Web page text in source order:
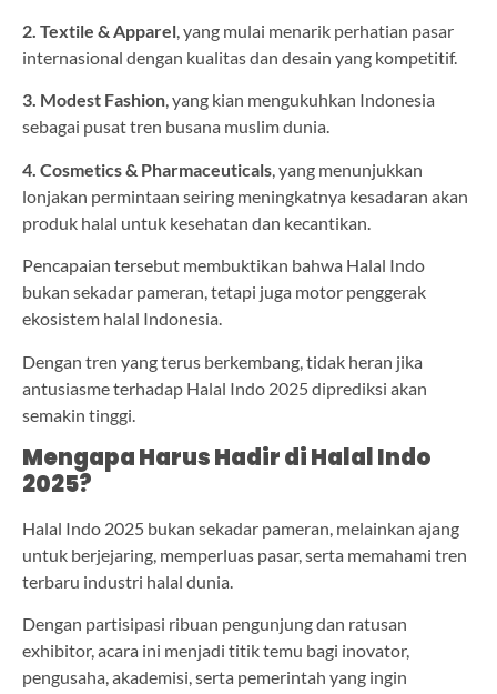
2. Textile & Apparel, yang mulai menarik perhatian pasar
internasional dengan kualitas dan desain yang kompetitif.
3. Modest Fashion, yang kian mengukuhkan Indonesia
sebagai pusat tren busana muslim dunia.
4. Cosmetics & Pharmaceuticals , yang menunjukkan
lonjakan permintaan seiring meningkatnya kesadaran akan
produk halal untuk kesehatan dan kecantikan.
Pencapaian tersebut membuktikan bahwa Halal Indo
bukan sekadar pameran, tetapi juga motor penggerak
ekosistem halal Indonesia.
Dengan tren yang terus berkembang, tidak heran jika
antusiasme terhadap Halal Indo 2025 diprediksi akan
semakin tinggi.
Mengapa Harus Hadir di Halal Indo
2025?
Halal Indo 2025 bukan sekadar pameran, melainkan ajang
untuk berjejaring, memperluas pasar, serta memahami tren
terbaru industri halal dunia.
Dengan partisipasi ribuan pengunjung dan ratusan
exhibitor, acara ini menjadi titik temu bagi inovator,
pengusaha, akademisi, serta pemerintah yang ingin